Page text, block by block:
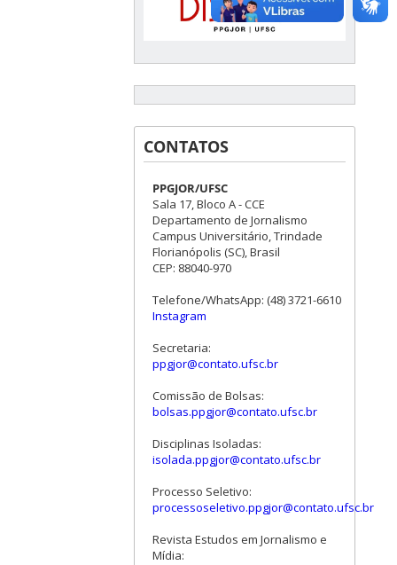
CONTATOS
PPGJOR/UFSC
Sala 17, Bloco A - CCE
Departamento de Jornalismo
Campus Universitário, Trindade
Florianópolis (SC), Brasil
CEP: 88040-970
Telefone/WhatsApp: (48) 3721-6610
Instagram
Secretaria:
ppgjor@contato.ufsc.br
Comissão de Bolsas:
bolsas.ppgjor@contato.ufsc.br
Disciplinas Isoladas:
isolada.ppgjor@contato.ufsc.br
Processo Seletivo:
processoseletivo.ppgjor@contato.ufsc.br
Revista Estudos em Jornalismo e
Mídia: